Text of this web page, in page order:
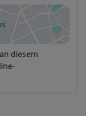
einer neuen
diesem